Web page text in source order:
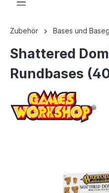
Zubehör Bases und
Shattered
Rundbases